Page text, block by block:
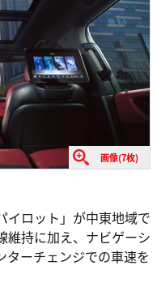
画像(7枚)
イロット」が中東地域で
維持に加え、ナビゲーシ
ターチェンジでの車速を